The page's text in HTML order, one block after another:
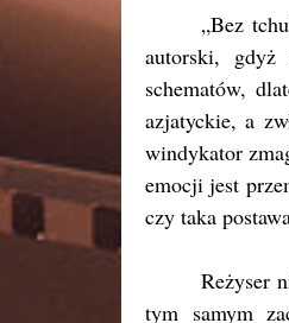
„Bez
autorski, gdyż
schematów,
azjatyckie, a
windykator
emocji jest
czy taka
Reżyser
tym samym